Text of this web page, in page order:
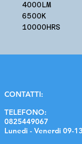
4000LM
6500K
10000HRS
CONTATTI:
TELEFONO:
0825449067
Lunedi - Venerdi 09-